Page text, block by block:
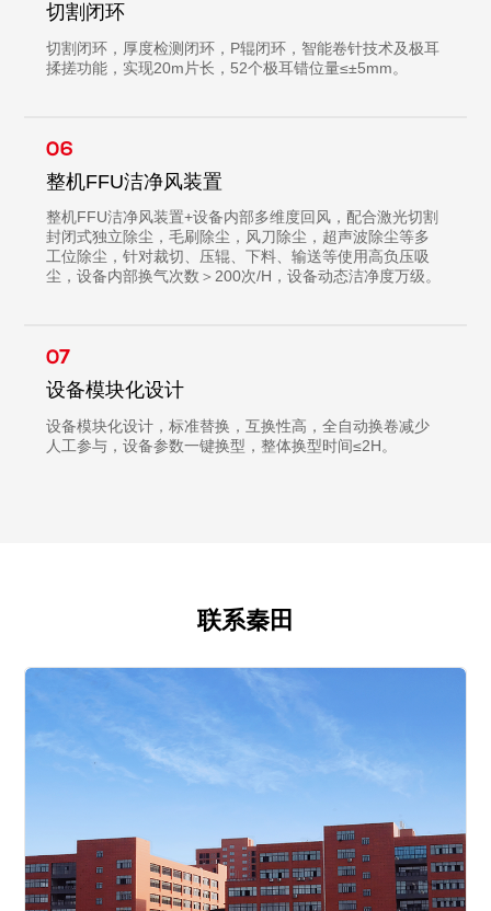
切割闭环
切割闭环，厚度检测闭环，P辊闭环，智能卷针技术及极耳
揉搓功能，实现20m片长，52个极耳错位量≤±5mm。
06
整机FFU洁净风装置
整机FFU洁净风装置+设备内部多维度回风，配合激光切割
封闭式独立除尘，毛刷除尘，风刀除尘，超声波除尘等多
工位除尘，针对裁切、压辊、下料、输送等使用高负压吸
尘，设备内部换气次数＞200次/H，设备动态洁净度万级。
07
设备模块化设计
设备模块化设计，标准替换，互换性高，全自动换卷减少
人工参与，设备参数一键换型，整体换型时间≤2H。
联系秦田